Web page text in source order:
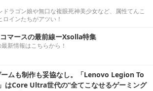
ドラゴン娘や無口な複眼死神美少女など、属性てんこ
ロインたちがアツい！
マースの最前線ーXsolla特集
新情報はこちらから！
ムも制作も妥協なし。「Lenovo Legion To
はCore Ultra世代の“全てこなせるゲーミング